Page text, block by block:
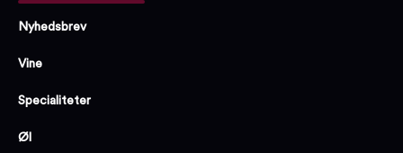
Nyhedsbrev
Vine
Specialiteter
Øl